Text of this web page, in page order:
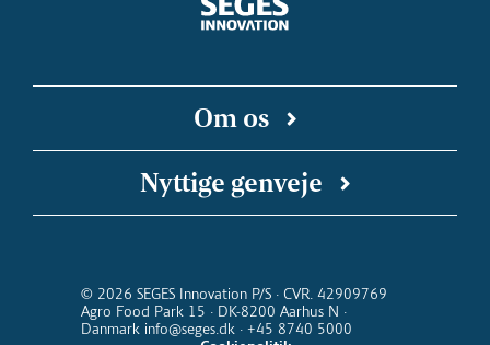
Om os
SEGES Innovation er en uafhængig forsknings-
og innovationsvirksomhed, der arbejder for en
indsigter med digitale teknologier, så ny viden
kommer ud at virke i stalden, i marken og i
Nyttige genveje
© 2026 SEGES Innovation P/S · CVR. 42909769
Agro Food Park 15 · DK-8200 Aarhus N ·
Danmark info@seges.dk · +45 8740 5000